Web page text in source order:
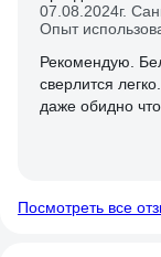
07.08.2024г.
Опыт
Рекомендую.
сверлится
даже обидно
Посмотреть все